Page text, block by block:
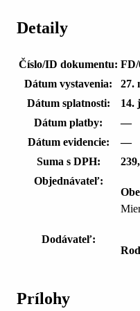
Detaily
Číslo/ID dokumentu: FD/
Dátum vystavenia:
27.
Dátum splatnosti:
14.
Dátum platby:
—
Dátum evidencie:
—
Suma s DPH:
Objednávateľ:
Dodávateľ:
Prílohy